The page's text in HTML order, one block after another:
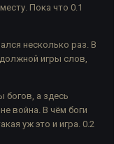
Пока что 0.1
несколько раз. В
игры слов,
богов, а здесь
война. В чём боги
уж это и игра. 0.2